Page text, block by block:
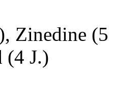
Zinedine
(4 J.)